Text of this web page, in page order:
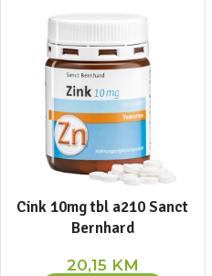
Cink 10mg tbl a210 Sanct
Bernhard
20,15 KM